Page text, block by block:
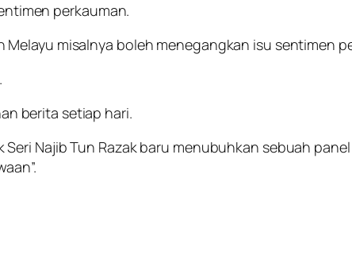
perkauman.
misalnya boleh menegangkan isu sentimen
berita setiap hari.
Seri Najib Tun Razak baru menubuhkan sebuah